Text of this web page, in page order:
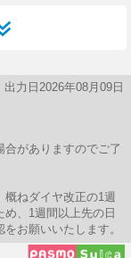
出力日2026年08月09日
がありますのでご了
ねダイヤ改正の1週
、1週間以上先の日
お願いいたします。